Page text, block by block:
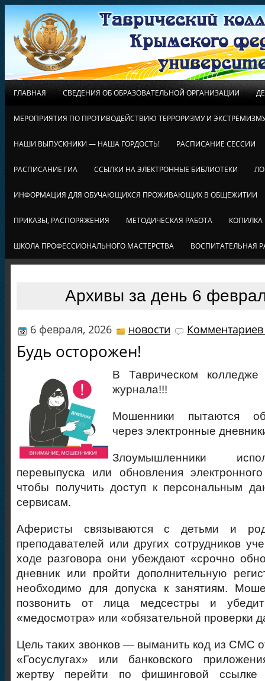
ГЛАВНАЯ СВЕДЕНИЯ ОБ ОБРАЗОВАТЕЛЬНОЙ ОРГАНИЗАЦИИ
МЕРОПРИЯТИЯ ПО ПРОТИВОДЕЙСТВИЮ ТЕРРОРИЗМУ И
НАШИ ВЫПУСКНИКИ — НАША ГОРДОСТЬ! РАСПИСАНИЕ СЕССИИ
РАСПИСАНИЕ ГИА ССЫЛКИ НА ЭЛЕКТРОННЫЕ БИБЛИОТЕКИ
ИНФОРМАЦИЯ ДЛЯ ОБУЧАЮЩИХСЯ ПРОЖИВАЮЩИХ В ОБЩЕЖИТИИ
ПРИКАЗЫ, РАСПОРЯЖЕНИЯ МЕТОДИЧЕСКАЯ РАБОТА КОПИЛКА
ШКОЛА ПРОФЕССИОНАЛЬНОГО МАСТЕРСТВА ВОСПИТАТЕЛЬНАЯ
Архивы за день 6
6 февраля, 2026 новости Комментариев
Будь осторожен!
В Таврическом колледже
журнала!!!
Мошенники пытаются
через электронные
Злоумышленники
перевыпуска или обновления
чтобы получить доступ к персональным
сервисам.
Аферисты связываются с детьми и
преподавателей или других сотрудников
ходе разговора они убеждают «срочно
дневник или пройти дополнительную
необходимо для допуска к занятиям.
позвонить от лица медсестры и
«медосмотра» или «обязательной проверки
Цель таких звонков — выманить код из СМС
«Госуслугах» или банковского
жертву перейти по фишинговой